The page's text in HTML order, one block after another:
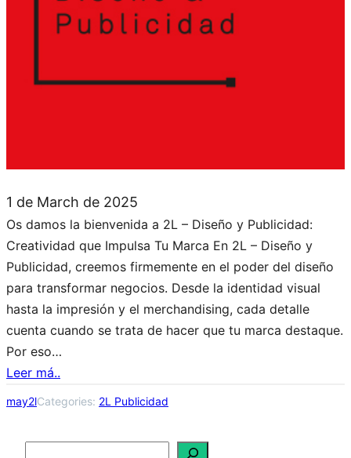
1 de March de 2025
Os damos la bienvenida a 2L – Diseño y Publicidad:
Creatividad que Impulsa Tu Marca En 2L – Diseño y
Publicidad, creemos firmemente en el poder del diseño
para transformar negocios. Desde la identidad visual
hasta la impresión y el merchandising, cada detalle
cuenta cuando se trata de hacer que tu marca destaque.
Por eso…
Leer má..
may2lCategories: 2L Publicidad
S